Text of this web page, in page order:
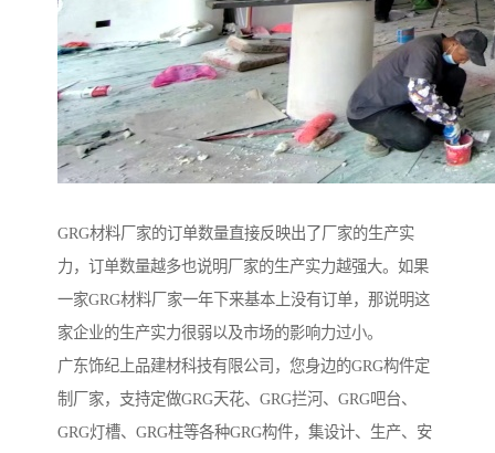
GRG材料厂家的订单数量直接反映出了厂家的生产实
力，订单数量越多也说明厂家的生产实力越强大。如果
一家GRG材料厂家一年下来基本上没有订单，那说明这
家企业的生产实力很弱以及市场的影响力过小。
广东饰纪上品建材科技有限公司，您身边的GRG构件定
制厂家，支持定做GRG天花、GRG拦河、GRG吧台、
GRG灯槽、GRG柱等各种GRG构件，集设计、生产、安